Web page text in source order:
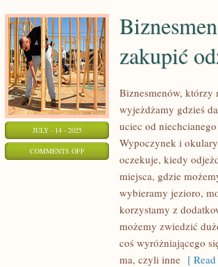
JULY - 14 - 2025
COMMENTS OFFON
zakupić
Biznesmenów, którzy
wyjeżdżamy gdzieś
uciec od
Wypoczynek i
oczekuje, kiedy
miejsca, gdzie
wybieramy jezioro,
korzystamy z
możemy zwiedzić
coś wyróżniającego
ma, czyli inne [